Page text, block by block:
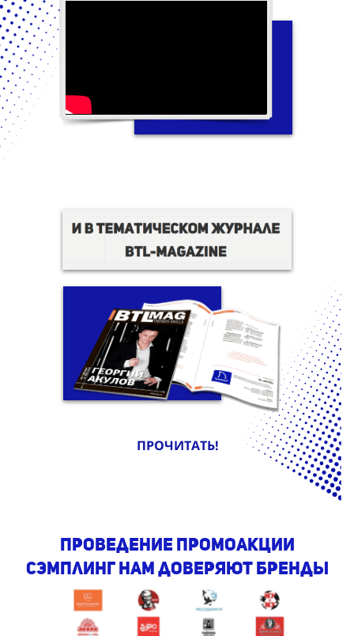
ПРОЧИТАТЬ!
проведение промоакции
сэмплинг Нам доверяют бренды